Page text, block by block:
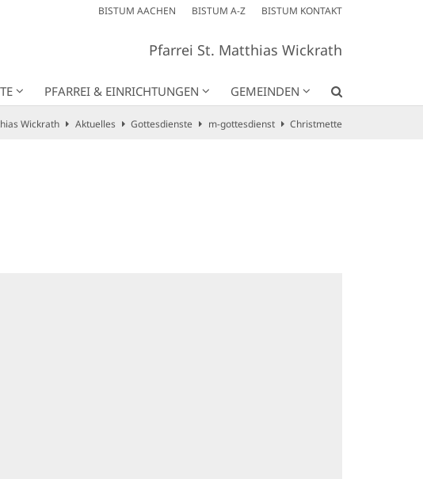
BISTUM AACHEN BISTUM A-Z BISTUM KONTAKT
Pfarrei St. Matthias Wickrath
PFARREI & EINRICHTUNGEN GEMEINDEN
Wickrath Aktuelles Gottesdienste m-gottesdienst Christmette